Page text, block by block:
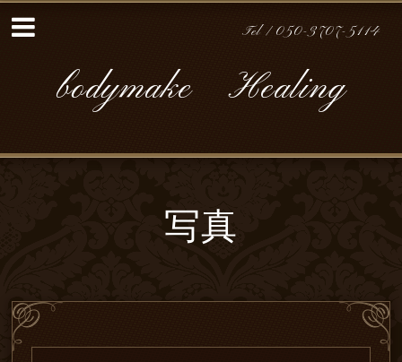
Tel / 050-3707-5114
bodymake Healing
写真